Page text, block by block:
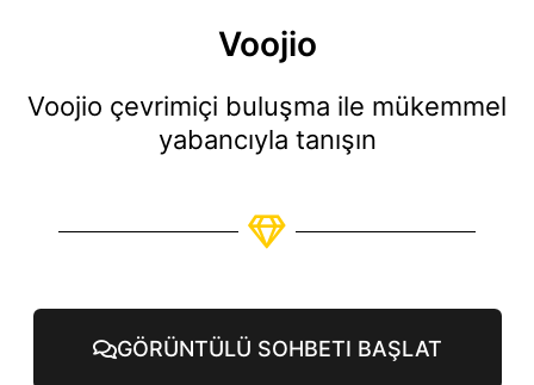
Voojio
Voojio çevrimiçi buluşma ile mükemmel
yabancıyla tanışın
GÖRÜNTÜLÜ SOHBETI BAŞLAT